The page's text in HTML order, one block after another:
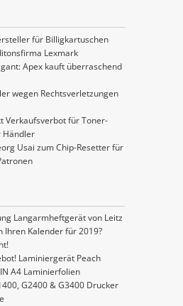
für Billigkartuschen
Lexmark
Apex kauft überraschend
wegen Rechtsverletzungen
Verkaufsverbot für Toner-
Händler
Usai zum Chip-Resetter für
Langarmheftgerät von Leitz
Ihren Kalender für 2019?
Laminiergerät Peach
A4 Laminierfolien
G2400 & G3400 Drucker